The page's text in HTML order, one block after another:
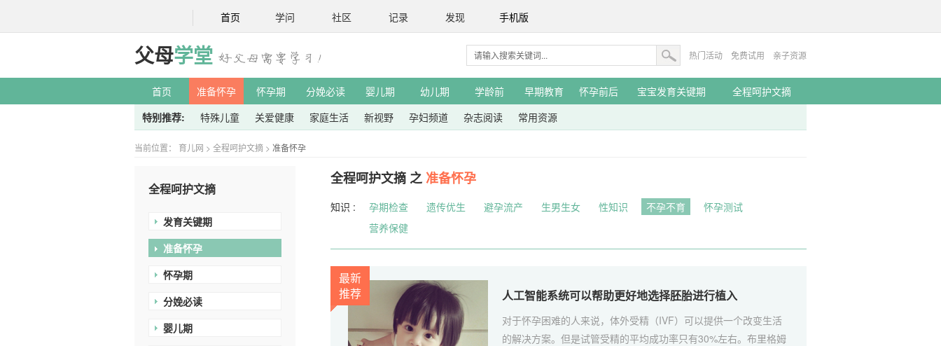
首页 学问 社区 记录 发现 手机版
父母学堂 热门活动 免费试用 亲子资源
首页 准备怀孕 怀孕期 分娩必读 婴儿期 幼儿期 学龄前 早期教育 怀孕前后 宝宝发育关键期
全程呵护文摘
特别推荐:
特殊儿童 关爱健康 家庭生活 新视野 孕妇频道 杂志阅读 常用资源
当前位置： 育儿网 > 全程呵护文摘 > 准备怀孕
全程呵护文摘
发育关键期
准备怀孕
怀孕期
分娩必读
婴儿期
全程呵护文摘 之 准备怀孕
知识 : 孕期检查 遗传优生 避孕流产 生男生女 性知识 不孕不育
怀孕测试
营养保健
人工智能系统可以帮助更好地选择胚胎进行植入
对于怀孕困难的人来说，体外受精（IVF）可以提供一个改变生活
的解决方案。但是试管受精的平均成功率只有30%左右。布里格姆
最新
推荐